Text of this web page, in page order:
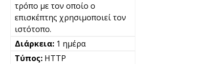
τρόπο με τον οποίο ο
επισκέπτης χρησιμοποιεί τον
ιστότοπο.
1 ημέρα
HTTP